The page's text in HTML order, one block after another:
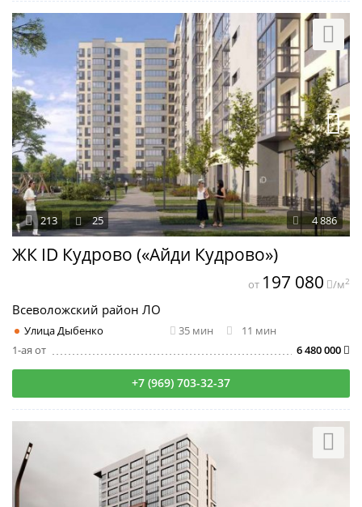
ЖК ID Кудрово («Айди Кудрово»)
4 886
213 25
Всеволожский район ЛО
Улица Дыбенко 35 мин
11 мин
1-ая от
6 480 000
от 197 080 /м2
+7 (969) 703-32-37